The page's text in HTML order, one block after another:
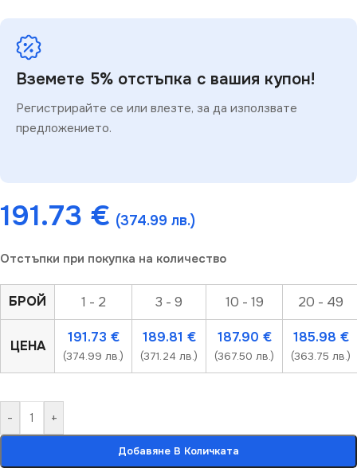
Вземете 5% отстъпка с вашия купон!
Регистрирайте се или влезте, за да използвате
предложението.
191.73 € (374.99 лв.)
Отстъпки при покупка на количество
БРОЙ 1 - 2 3 - 9 10 - 19 20 - 49
ЦЕНА
191.73 €
(374.99 лв.)
189.81 €
(371.24 лв.)
187.90 €
(367.50 лв.)
185.98 €
(363.75 лв.)
- +
Добавяне В Количката